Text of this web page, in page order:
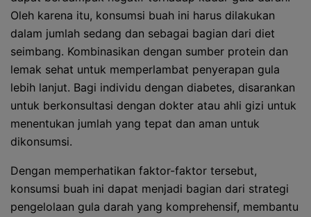
Oleh karena itu, konsumsi buah ini harus dilakukan
dalam jumlah sedang dan sebagai bagian dari diet
seimbang. Kombinasikan dengan sumber protein dan
lemak sehat untuk memperlambat penyerapan gula
lebih lanjut. Bagi individu dengan diabetes, disarankan
untuk berkonsultasi dengan dokter atau ahli gizi untuk
menentukan jumlah yang tepat dan aman untuk
dikonsumsi.
Dengan memperhatikan faktor-faktor tersebut,
konsumsi buah ini dapat menjadi bagian dari strategi
pengelolaan gula darah yang komprehensif, membantu